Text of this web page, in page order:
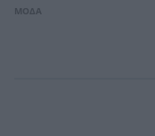
ΜΟΔΑ